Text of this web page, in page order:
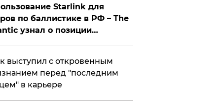
Starlink для
по баллистике в РФ – The
узнал о позиции
выступил с откровенным
перед "последним
в карьере